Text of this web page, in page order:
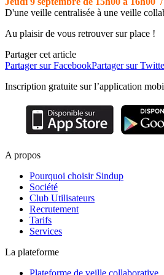
D'une veille centralisée à une veille
Au plaisir de vous retrouver sur place !
Partager cet article
Partager sur FacebookPartager sur
Inscription gratuite sur l’application
A propos
Pourquoi choisir Sindup
Société
Club Utilisateurs
Recrutement
Tarifs
Services
La plateforme
Plateforme de veille collaborative